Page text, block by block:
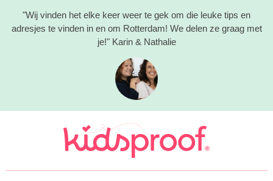
"Wij vinden het elke keer weer te gek om die leuke tips en
adresjes te vinden in en om Rotterdam! We delen ze graag met
je!" Karin & Nathalie